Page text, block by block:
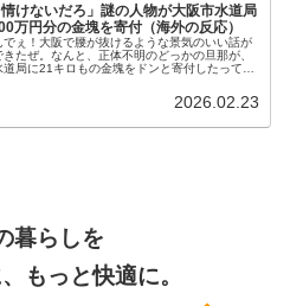
情けないだろ」謎の人物が大阪市水道局
万円分の金塊を寄付（海外の反応）
でぇ！大阪で腰が抜けるような景気のいい話が
たぜ。なんと、正体不明のどっかの旦那が、
局に21キロもの金塊をドンと寄付したってん
2026.02.23
暮らしを
もっと快適に。